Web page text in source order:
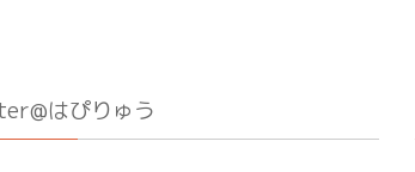
はぴりゅう